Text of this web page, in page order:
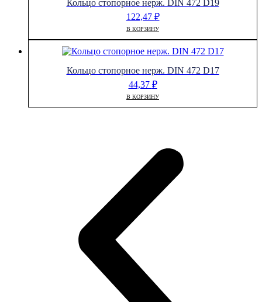
Кольцо стопорное нерж. DIN 472 D19
122,47 ₽
В КОРЗИНУ
Кольцо стопорное нерж. DIN 472 D17
44,37 ₽
В КОРЗИНУ